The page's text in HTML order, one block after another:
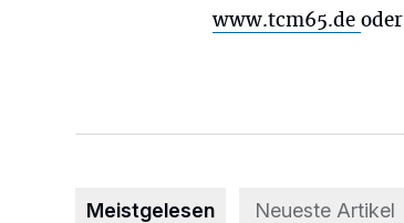
www.tcm65.de oder
Meistgelesen Neueste Artikel